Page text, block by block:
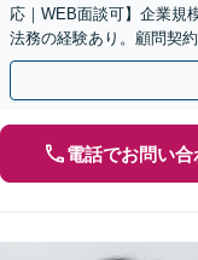
応｜WEB面談可】企業規
法務の経験あり。顧問契
契約書のリーガルチェッ
電話でお問い合